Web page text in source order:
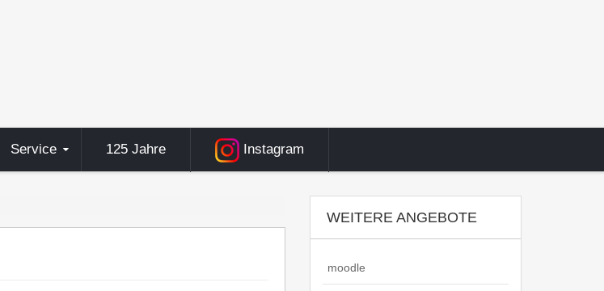
Service 125 Jahre Instagram
WEITERE ANGEBOTE
moodle